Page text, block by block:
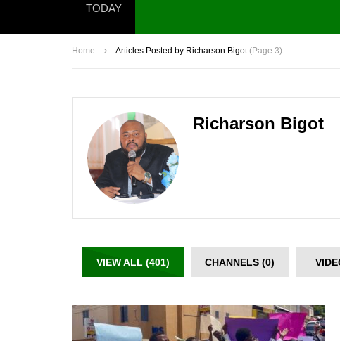
TODAY
Home Articles Posted by Richarson Bigot(Page 3)
Richarson Bigot
VIEW ALL (401) CHANNELS (0)